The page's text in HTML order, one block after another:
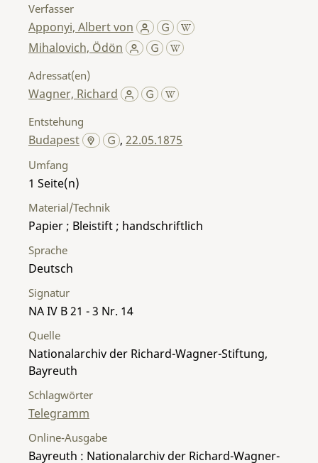
Verfasser
Apponyi, Albert von
Mihalovich, Ödön
Adressat(en)
Wagner, Richard
Entstehung
Budapest ,22.05.1875
Umfang
1
Material/Technik
Papier ; Bleistift ; handschriftlich
Sprache
Deutsch
Signatur
NA IV B 21 - 3 Nr. 14
Quelle
Nationalarchiv der Richard-Wagner-Stiftung,
Bayreuth
Schlagwörter
Telegramm
Online-Ausgabe
Bayreuth : Nationalarchiv der Richard-Wagner-